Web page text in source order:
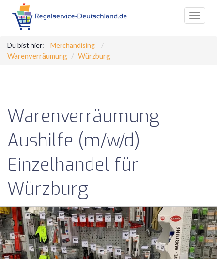
Toggle
Du bist hier: Merchandising
Warenverräumung Würzburg
Warenverräumung
Aushilfe (m/w/d)
Einzelhandel für
Würzburg